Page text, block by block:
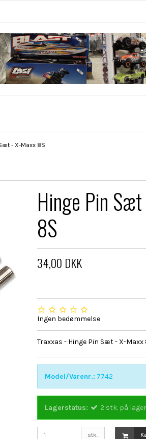
- X-Maxx 8S
Hinge Pin
8S
34,00 DKK
Ingen bedømmelse
Traxxas - Hinge Pin Sæt - X-Maxx
Model/Varenr.: 7742
Lagerstatus: 2 stk. på lager
stk.